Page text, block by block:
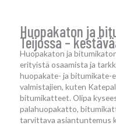
Huopakaton ja
Teijossa –
Huopakaton ja
erityistä osaamista ja
huopakate- ja
valmistajien, kuten
bitumikatteet. Olipa
palahuopakatto,
tarvittava asiantuntemus